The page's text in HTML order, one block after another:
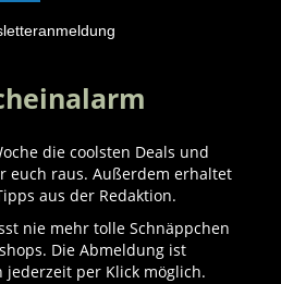
die coolsten Deals und
euch raus. Außerdem erhaltet
aus der Redaktion.
nie mehr tolle Schnäppchen
Die Abmeldung ist
per Klick möglich.